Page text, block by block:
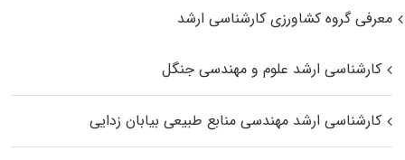
معرفی گروه کشاورزی کارشناسی ارشد
کارشناسی ارشد علوم و مهندسی جنگل
کارشناسی ارشد مهندسی منابع طبیعی بیابان زدایی